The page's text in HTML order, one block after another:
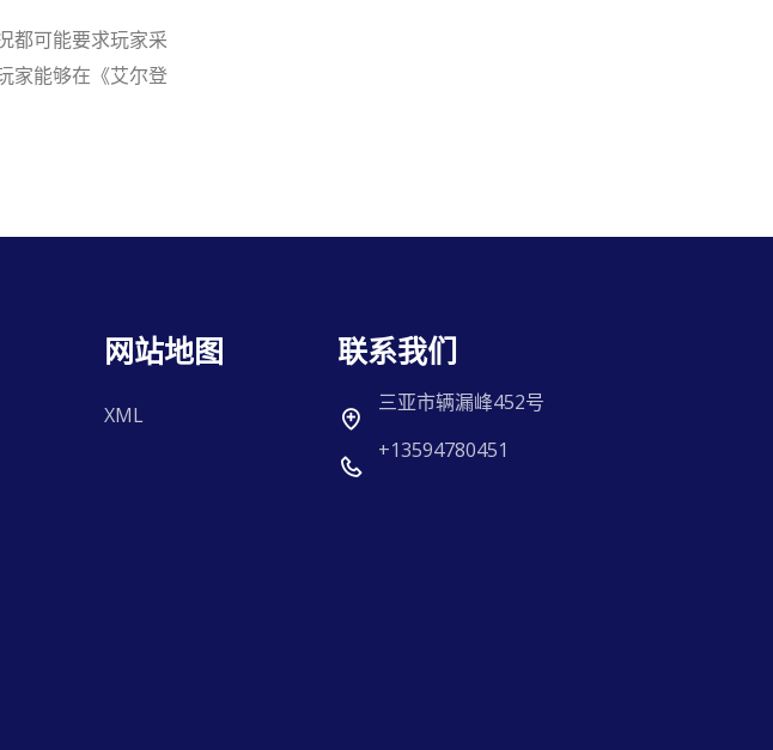
都可能要求玩家采
家能够在《艾尔登
网站地图
XML
联系我们
三亚市辆漏峰452号
+13594780451